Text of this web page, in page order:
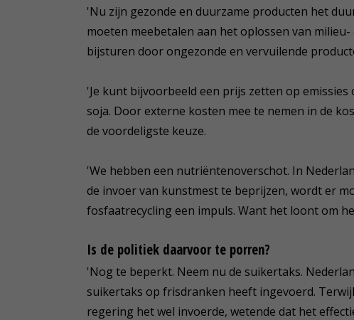
'Nu zijn gezonde en duurzame producten het
moeten meebetalen aan het oplossen van
bijsturen door ongezonde en vervuilende
'Je kunt bijvoorbeeld een prijs zetten op
soja. Door externe kosten mee te nemen in de
de voordeligste keuze.
'We hebben een nutriëntenoverschot. In
de invoer van kunstmest te beprijzen, wordt er
fosfaatrecycling een impuls. Want het loont om
Is de politiek daarvoor te porren?
'Nog te beperkt. Neem nu de suikertaks.
suikertaks op frisdranken heeft ingevoerd.
regering het wel invoerde, wetende dat het